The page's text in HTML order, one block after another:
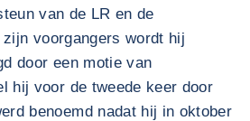
van de LR en de
voorgangers wordt hij
door een motie van
hij voor de tweede keer door
benoemd nadat hij in oktober